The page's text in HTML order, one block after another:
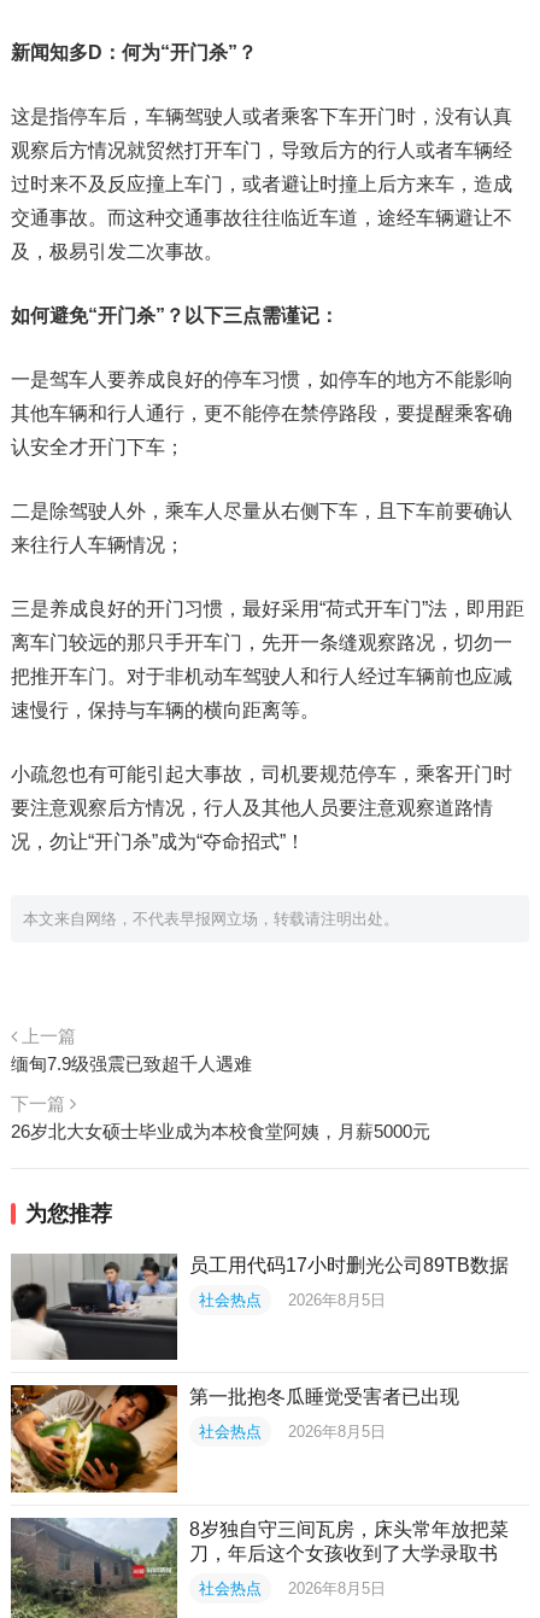
新闻知多D： 何为“开门杀”？
这是指停车后，车辆驾驶人或者乘客下车开门时，没有认真
观察后方情况就贸然打开车门，导致后方的行人或者车辆经
过时来不及反应撞上车门，或者避让时撞上后方来车，造成
交通事故。而这种交通事故往往临近车道，途经车辆避让不
及，极易引发二次事故。
如何避免“开门杀”？ 以下三点需谨记：
一是驾车人要养成良好的停车习惯，如停车的地方不能影响
其他车辆和行人通行，更不能停在禁停路段，要提醒乘客确
认安全才开门下车；
二是除驾驶人外，乘车人尽量从右侧下车，且下车前要确认
来往行人车辆情况；
三是养成良好的开门习惯，最好采用“荷式开车门”法，即用距
离车门较远的那只手开车门，先开一条缝观察路况，切勿一
把推开车门。对于非机动车驾驶人和行人经过车辆前也应减
速慢行，保持与车辆的横向距离等。
小疏忽也有可能引起大事故，司机要规范停车，乘客开门时
要注意观察后方情况，行人及其他人员要注意观察道路情
况，勿让“开门杀”成为“夺命招式”！
本文来自网络，不代表早报网立场，转载请注明出处。
上一篇
缅甸7.9级强震已致超千人遇难
下一篇
26岁北大女硕士毕业成为本校食堂阿姨，月薪5000元
为您推荐
员工用代码17小时删光公司89TB数据
社会热点 2026年8月5日
第一批抱冬瓜睡觉受害者已出现
社会热点 2026年8月5日
8岁独自守三间瓦房，床头常年放把菜
刀，年后这个女孩收到了大学录取书
社会热点 2026年8月5日